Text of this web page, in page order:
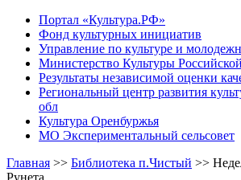
Портал «Культура.РФ»
Фонд культурных инициатив
Управление по культуре и
Министерство Культуры
Результаты независимой оценки
Региональный центр развития
обл
Культура Оренбуржья
МО Экспериментальный сельсовет
Главная >> Библиотека п.Чистый >>
Рунета